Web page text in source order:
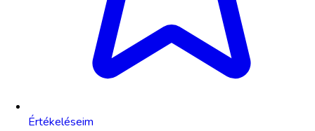
Értékeléseim